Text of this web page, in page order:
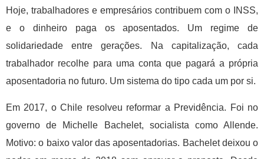
Hoje, trabalhadores e empresários contribuem com o INSS,
e o dinheiro paga os aposentados. Um regime de
solidariedade entre gerações. Na capitalização, cada
trabalhador recolhe para uma conta que pagará a própria
aposentadoria no futuro. Um sistema do tipo cada um por si.
Em 2017, o Chile resolveu reformar a Previdência. Foi no
governo de Michelle Bachelet, socialista como Allende.
Motivo: o baixo valor das aposentadorias. Bachelet deixou o